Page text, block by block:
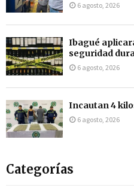
6 agosto, 2026
Ibagué
seguridad
6 agosto, 2026
Incautan 4
6 agosto, 2026
Categorías